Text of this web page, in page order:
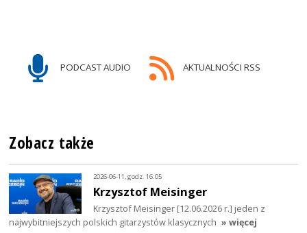
PODCAST AUDIO AKTUALNOŚCI RSS
Zobacz także
2026-06-11, godz. 16:05
Krzysztof Meisinger
Krzysztof Meisinger [12.06.2026 r.] jeden z
najwybitniejszych polskich gitarzystów klasycznych » więcej